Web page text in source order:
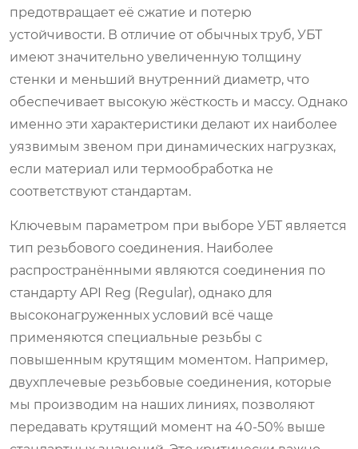
предотвращает её сжатие и потерю
устойчивости. В отличие от обычных труб, УБТ
имеют значительно увеличенную толщину
стенки и меньший внутренний диаметр, что
обеспечивает высокую жёсткость и массу. Однако
именно эти характеристики делают их наиболее
уязвимым звеном при динамических нагрузках,
если материал или термообработка не
соответствуют стандартам.
Ключевым параметром при выборе УБТ является
тип резьбового соединения. Наиболее
распространёнными являются соединения по
стандарту API Reg (Regular), однако для
высоконагруженных условий всё чаще
применяются специальные резьбы с
повышенным крутящим моментом. Например,
двухплечевые резьбовые соединения, которые
мы производим на наших линиях, позволяют
передавать крутящий момент на 40-50% выше